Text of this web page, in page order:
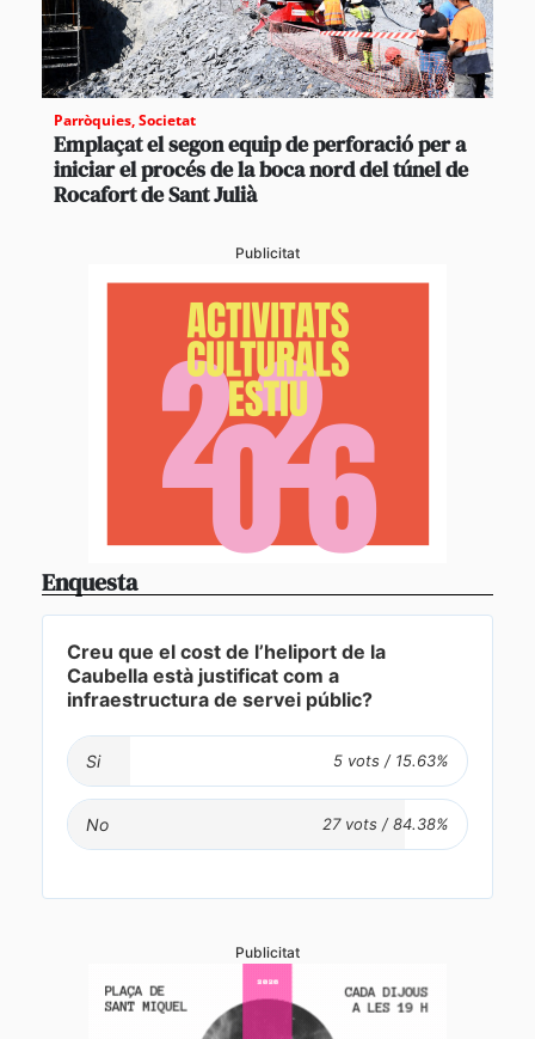
Parròquies,Societat
Emplaçat el segon equip de perforació per a
iniciar el procés de la boca nord del túnel de
Rocafort de Sant Julià
Publicitat
Enquesta
Creu que el cost de l’heliport de la
Caubella està justificat com a
infraestructura de servei públic?
Si
No
Publicitat